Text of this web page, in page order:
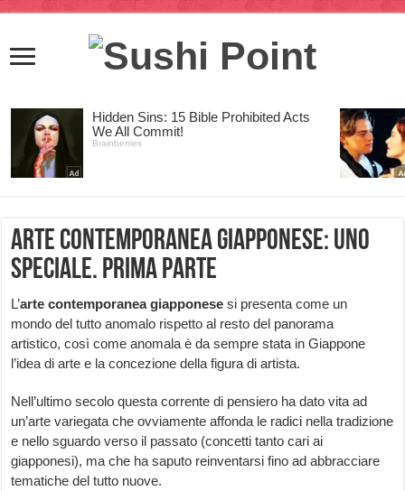
Arte contemporanea giapponese: uno
speciale. Prima parte
L’arte contemporanea giapponese si presenta come un
mondo del tutto anomalo rispetto al resto del panorama
artistico, così come anomala è da sempre stata in Giappone
l’idea di arte e la concezione della figura di artista.
Nell’ultimo secolo questa corrente di pensiero ha dato vita ad
un’arte variegata che ovviamente affonda le radici nella tradizione
e nello sguardo verso il passato (concetti tanto cari ai
giapponesi), ma che ha saputo reinventarsi fino ad abbracciare
tematiche del tutto nuove.